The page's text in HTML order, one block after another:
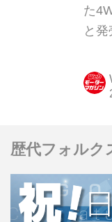
た
と
な
押し
歴代フォルク